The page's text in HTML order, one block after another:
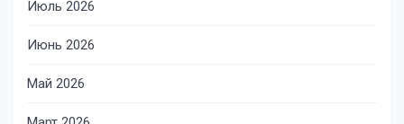
Июль 2026
Июнь 2026
Май 2026